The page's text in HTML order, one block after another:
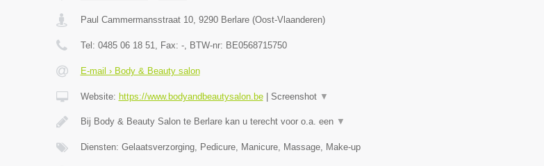
Paul Cammermansstraat 10, 9290 Berlare(Oost-Vlaanderen)
Tel: 0485 06 18 51, Fax: -, BTW-nr: BE0568715750
E-mail › Body & Beauty salon
Website: https://www.bodyandbeautysalon.be| Screenshot ▼
Bij Body & Beauty Salon te Berlare kan u terecht voor o.a. een ▼
Diensten: Gelaatsverzorging, Pedicure, Manicure, Massage, Make-up